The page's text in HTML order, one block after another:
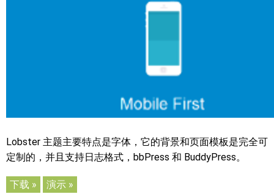
Lobster 主题主要特点是字体，它的背景和页面模板是完全可
定制的，并且支持日志格式，bbPress 和 BuddyPress。
下载 » 演示 »